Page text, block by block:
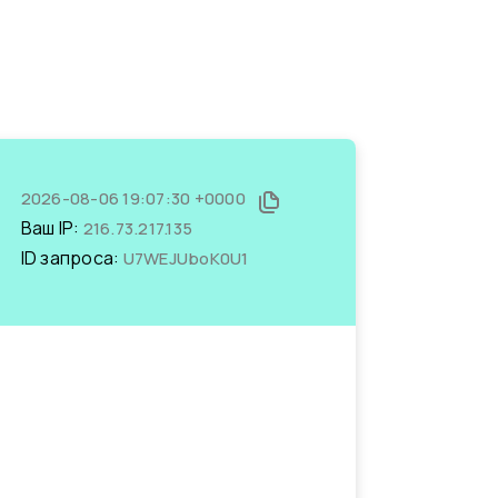
2026-08-06 19:07:30 +0000
Ваш IP: 216.73.217.135
ID запроса: U7WEJUboK0U1